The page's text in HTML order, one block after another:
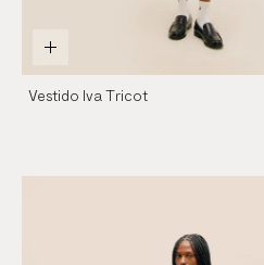
Vestido Iva Tricot